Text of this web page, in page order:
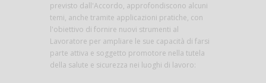
previsto dall'Accordo, approfondiscono alcuni
temi, anche tramite applicazioni pratiche, con
l'obiettivo di fornire nuovi strumenti al
Lavoratore per ampliare le sue capacità di farsi
parte attiva e soggetto promotore nella tutela
della salute e sicurezza nei luoghi di lavoro: